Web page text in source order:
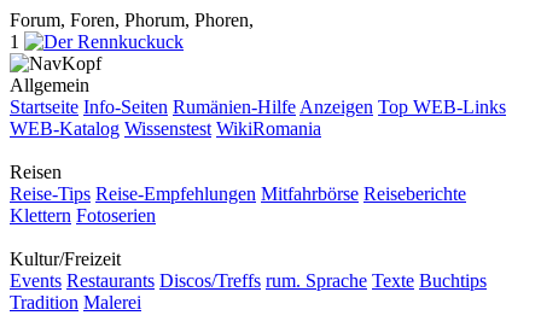
Forum, Foren, Phorum, Phoren,
1
Allgemein
Startseite Info-Seiten Rumänien-Hilfe Anzeigen Top WEB-Links
WEB-Katalog Wissenstest WikiRomania
Reisen
Reise-Tips Reise-Empfehlungen Mitfahrbörse Reiseberichte
Klettern Fotoserien
Kultur/Freizeit
Events Restaurants Discos/Treffs rum. Sprache Texte Buchtips
Tradition Malerei